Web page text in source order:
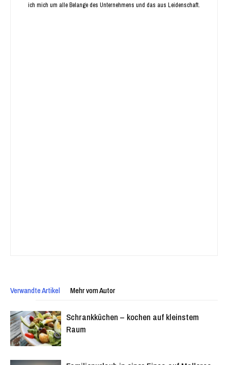
ich mich um alle Belange des Unternehmens und das aus Leidenschaft.
Verwandte Artikel Mehr vom Autor
Schrankküchen – kochen auf kleinstem
Raum